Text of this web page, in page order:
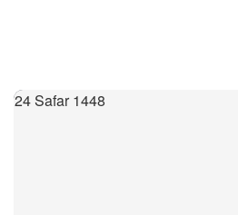
24 Safar 1448